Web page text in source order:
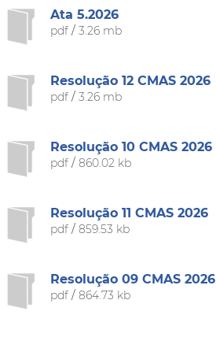
Ata 5.2026
pdf/ 3.26 mb
Resolução 12 CMAS 2026
pdf/ 3.26 mb
Resolução 10 CMAS 2026
pdf/ 860.02 kb
Resolução 11 CMAS 2026
pdf/ 859.53 kb
Resolução 09 CMAS 2026
pdf/ 864.73 kb